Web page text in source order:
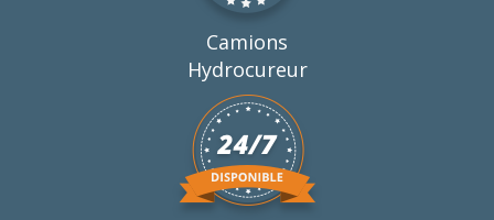
Camions
Hydrocureur